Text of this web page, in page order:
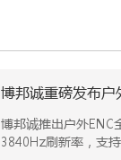
博邦诚重磅发布户
博邦诚推出户外ENC
3840Hz刷新率，支